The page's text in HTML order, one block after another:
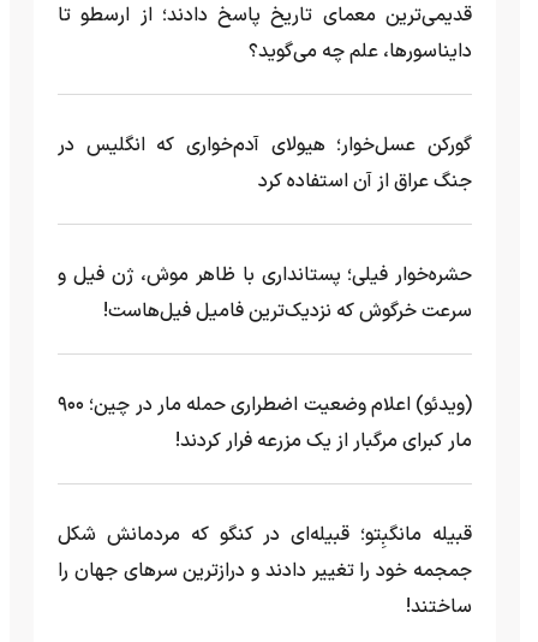
قدیمی‌ترین معمای تاریخ پاسخ دادند؛ از ارسطو تا
دایناسورها، علم چه می‌گوید؟
گورکن عسل‌خوار؛ هیولای آدم‌خواری که انگلیس در
جنگ عراق از آن استفاده کرد
حشره‌خوار فیلی؛ پستانداری با ظاهر موش، ژن فیل و
سرعت خرگوش که نزدیک‌ترین فامیل فیل‌هاست!
(ویدئو) اعلام وضعیت اضطراری حمله مار‌ در چین؛ ۹۰۰
مار کبرای مرگبار از یک مزرعه‌ فرار کردند!
قبیله مانگبِتو؛ قبیله‌ای در کنگو که مردمانش شکل
جمجمه خود را تغییر دادند و درازترین سرهای جهان را
ساختند!